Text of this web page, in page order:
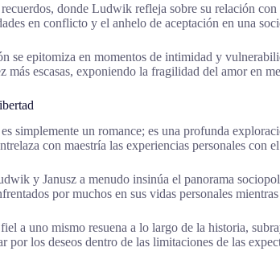
donde Ludwik refleja sobre su relación
en conflicto y el anhelo de aceptación en una
se epitomiza en momentos de intimidad y
más escasas, exponiendo la fragilidad del amor en
simplemente un romance; es una profunda
con maestría las experiencias personales
y Janusz a menudo insinúa el panorama
por muchos en sus vidas personales
a uno mismo resuena a lo largo de la historia,
por los deseos dentro de las limitaciones de las